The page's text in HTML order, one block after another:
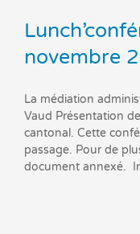
novembre
La médiation
Vaud Présentation
cantonal. Cette
passage. Pour de
document annexé.